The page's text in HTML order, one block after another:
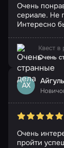
Очень
сериале. Не
Интересно
Квест в
Очень
АХ
Очень
пройти